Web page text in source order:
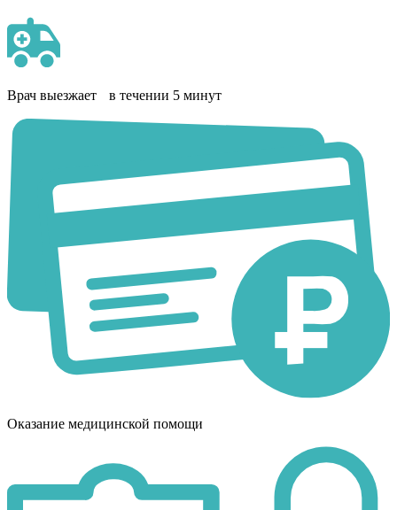
Врач выезжает в течении 5 минут
Оказание медицинской помощи